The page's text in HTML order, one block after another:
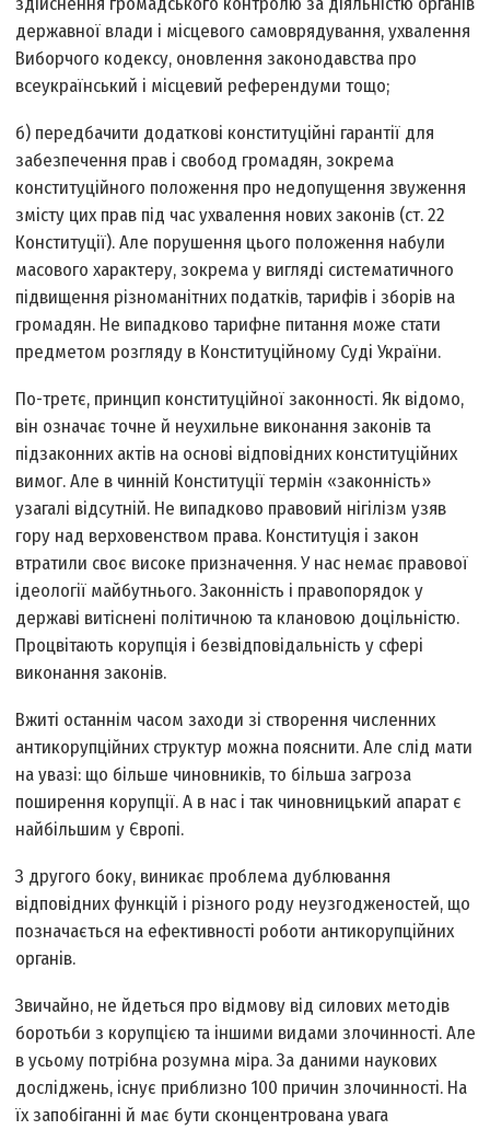
державної влади і місцевого самоврядування, ухвалення
Виборчого кодексу, оновлення законодавства про
всеукраїнський і місцевий референдуми тощо;
б) передбачити додаткові конституційні гарантії для
забезпечення прав і свобод громадян, зокрема
конституційного положення про недопущення звуження
змісту цих прав під час ухвалення нових законів (ст. 22
Конституції). Але порушення цього положення набули
масового характеру, зокрема у вигляді систематичного
підвищення різноманітних податків, тарифів і зборів на
громадян. Не випадково тарифне питання може стати
предметом розгляду в Конституційному Суді України.
По-третє, принцип конституційної законності. Як відомо,
він означає точне й неухильне виконання законів та
підзаконних актів на основі відповідних конституційних
вимог. Але в чинній Конституції термін «законність»
узагалі відсутній. Не випадково правовий нігілізм узяв
гору над верховенством права. Конституція і закон
втратили своє високе призначення. У нас немає правової
ідеології майбутнього. Законність і правопорядок у
державі витіснені політичною та клановою доцільністю.
Процвітають корупція і безвідповідальність у сфері
виконання законів.
Вжиті останнім часом заходи зі створення численних
антикорупційних структур можна пояснити. Але слід мати
на увазі: що більше чиновників, то більша загроза
поширення корупції. А в нас і так чиновницький апарат є
найбільшим у Європі.
З другого боку, виникає проблема дублювання
відповідних функцій і різного роду неузгодженостей, що
позначається на ефективності роботи антикорупційних
органів.
Звичайно, не йдеться про відмову від силових методів
боротьби з корупцією та іншими видами злочинності. Але
в усьому потрібна розумна міра. За даними наукових
досліджень, існує приблизно 100 причин злочинності. На
їх запобіганні й має бути сконцентрована увага